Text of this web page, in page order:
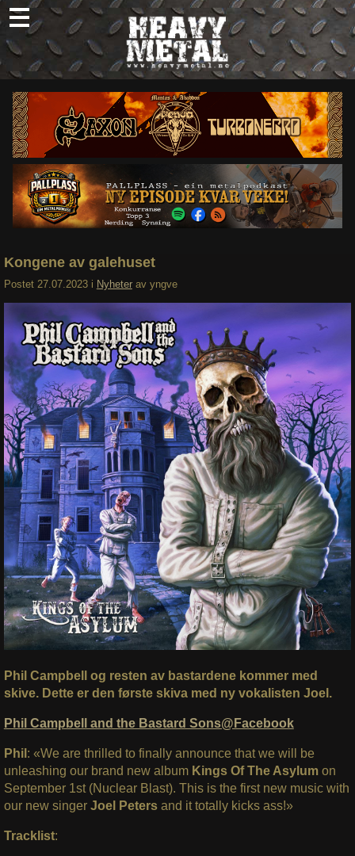
Skip
to
content
Nyheter
Omtaler
Intervjuer
Om oss
Abonner
Søk
Kongene av galehuset
Postet 27.07.2023 i Nyheter av yngve
Phil Campbell og resten av bastardene kommer med
skive. Dette er den første skiva med ny vokalisten Joel.
Phil Campbell and the Bastard Sons@Facebook
Phil : «We are thrilled to finally announce that we will be
unleashing our brand new album Kings Of The Asylumon
September 1st (Nuclear Blast). This is the first new music with
our new singer Joel Peters and it totally kicks ass!»
Tracklist: